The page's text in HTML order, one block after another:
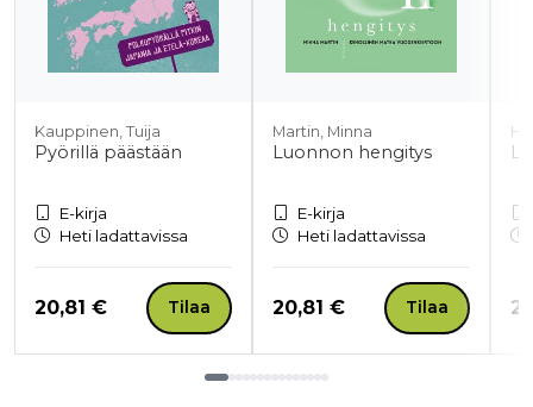
Kauppinen, Tuija
Pyörillä päästään
E-kirja
Heti ladattavissa
Hinta nyt
20,81 € Tilaa
Martin, Minna
Luonnon hengitys
E-kirja
Heti ladattavissa
Hinta nyt
20,81 € Tilaa